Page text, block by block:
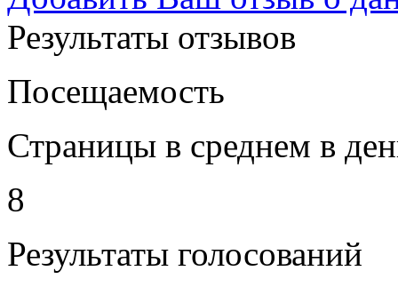
Результаты отзывов
Посещаемость
Страницы в среднем в
8
Результаты голосований